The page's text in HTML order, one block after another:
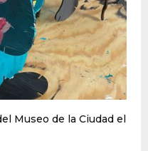
Museo de la Ciudad el